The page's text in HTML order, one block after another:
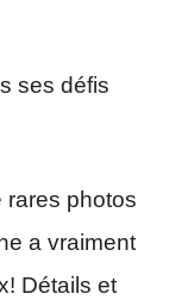
ses défis
rares photos
a vraiment
Détails et